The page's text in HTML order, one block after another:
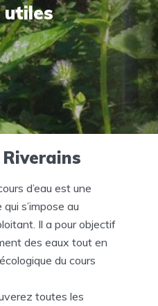
utiles
d’eau est une
s’impose au
Il a pour objectif
des eaux tout en
du cours
toutes les